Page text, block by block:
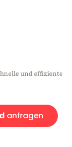
und effiziente
anfragen